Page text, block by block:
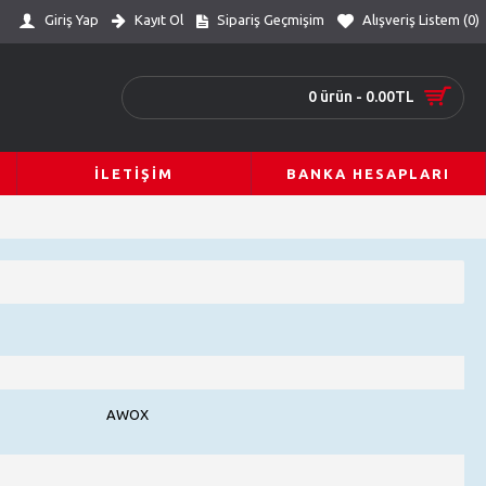
Giriş Yap Kayıt Ol Sipariş Geçmişim Alışveriş Listem (0)
0 ürün - 0.00TL
İLETIŞIM BANKA HESAPLARI
AWOX